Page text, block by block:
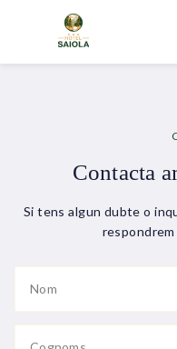
Contacta
Si tens algun dubte o